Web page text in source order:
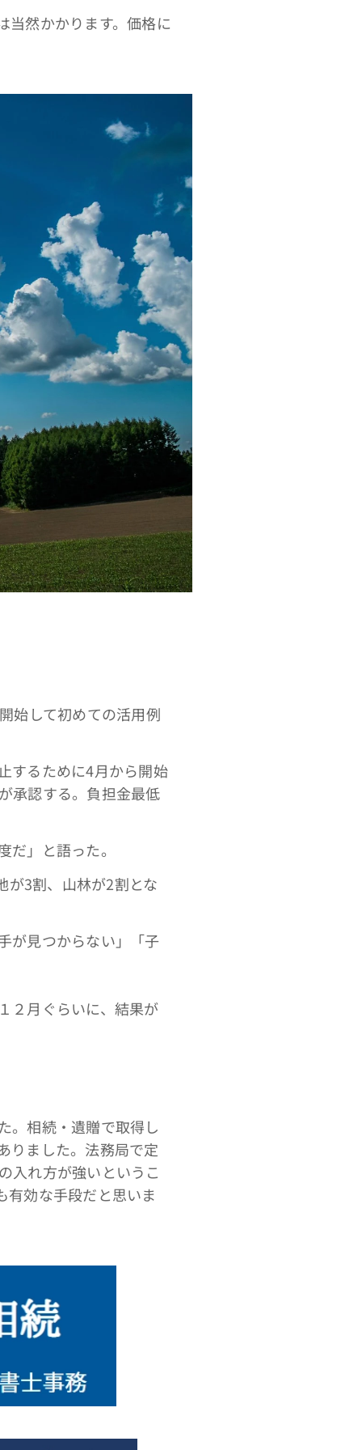
当然かかります。価格に
始して初めての活用例
するために4月から開始
承認する。負担金最低
」と語った。
が3割、山林が2割とな
が見つからない」「子
２月ぐらいに、結果が
。相続・遺贈で取得し
りました。法務局で定
入れ方が強いというこ
有効な手段だと思いま